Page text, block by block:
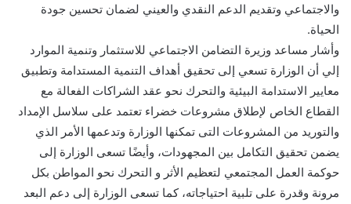
والاجتماعي وتقديم الدعم النقدي والعيني لضمان تحسين جودة
الحياة.
وأشار مساعد وزيرة التضامن الاجتماعي للاستثمار وتنمية الموارد
إلي أن الوزارة تسعي إلى تحقيق أهداف التنمية المستدامة وتطبيق
معايير الاستدامة البيئية والتحرك نحو عقد الشراكات الفعالة مع
القطاع الخاص لإطلاق مشروعات خضراء تعتمد على سلاسل الإمداد
والتوريد من المشروعات التى تمكنها الوزارة وتدعمها الأمر الذي
يضمن تحقيق التكامل بين المجهودات، وأيضًا تسعى الوزارة إلى
حوكمة العمل المجتمعي لتعظيم الأثر و التحرك نحو المواطن بكل
مرونة وقدرة على تلبية احتياجاته، كما تسعى الوزارة إلى دعم البعد